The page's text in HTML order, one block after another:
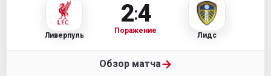
Ливерпуль
2:4
Поражение
Лидс
Обзор матча→